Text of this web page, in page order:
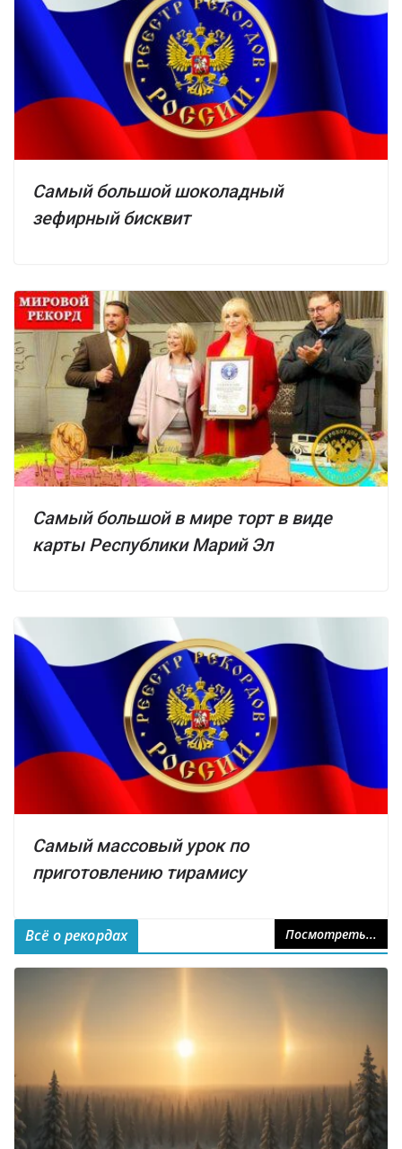
Самый большой шоколадный
зефирный бисквит
Самый большой в мире торт в виде
карты Республики Марий Эл
Самый массовый урок по
приготовлению тирамису
Всё о рекордах Посмотреть...